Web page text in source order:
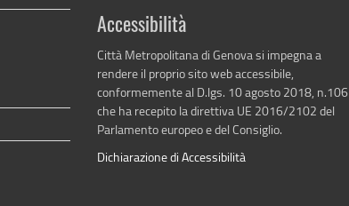
Accessibilità
Città Metropolitana di Genova si impegna a
rendere il proprio sito web accessibile,
conformemente al D.lgs. 10 agosto 2018, n.106
che ha recepito la direttiva UE 2016/2102 del
Parlamento europeo e del Consiglio.
Dichiarazione di Accessibilità